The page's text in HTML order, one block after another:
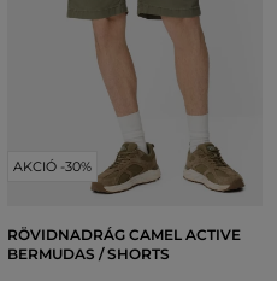
AKCIÓ -30%
RÖVIDNADRÁG CAMEL ACTIVE
BERMUDAS / SHORTS